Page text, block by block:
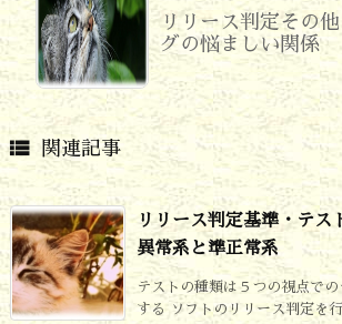
リリース判定その
グの悩ましい関係
 関連記事
リリース判定基準・テス
異常系と準正常系
テストの種類は５つの視点で
する ソフトのリリース判定を